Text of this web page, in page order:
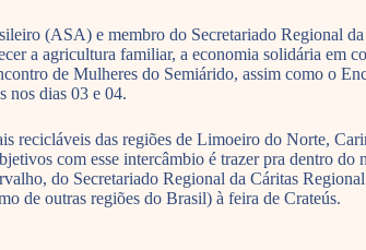
(ASA) e membro do Secretariado Regional
a agricultura familiar, a economia solidária
de Mulheres do Semiárido, assim como o
nos dias 03 e 04.
recicláveis das regiões de Limoeiro do Norte,
com esse intercâmbio é trazer pra dentro do
do Secretariado Regional da Cáritas
de outras regiões do Brasil) à feira de Crateús.